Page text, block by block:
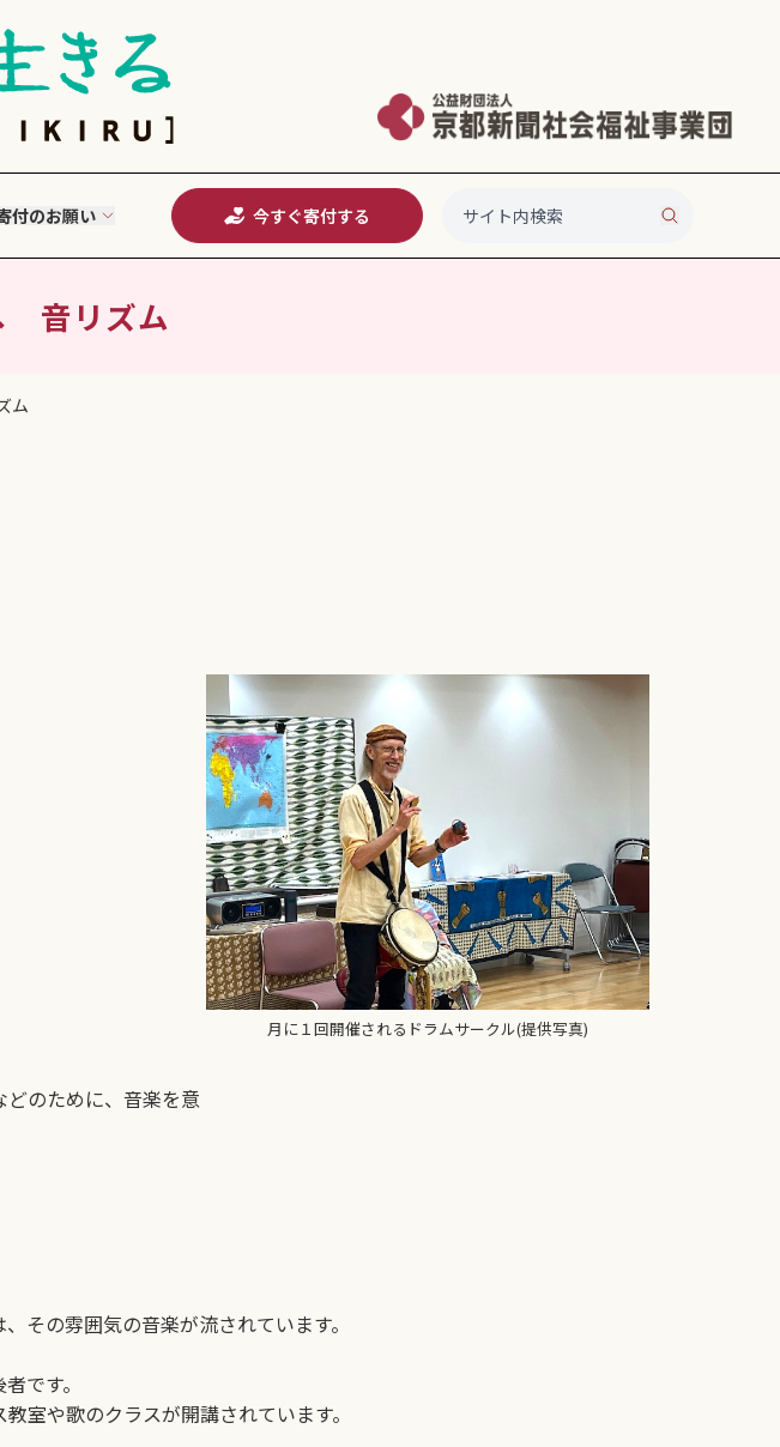
付のお願い 今すぐ寄付する
音リズム
ム
のために、音楽を意
月に１回開催されるドラムサークル(提供写真)
その雰囲気の音楽が流されています。
です。
室や歌のクラスが開講されています。